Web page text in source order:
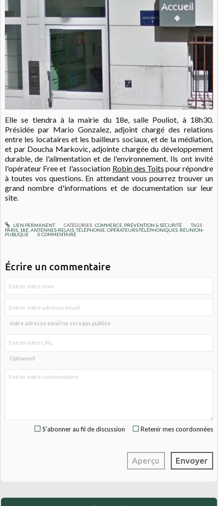
Elle se tiendra à la mairie du 18e, salle Pouliot, à 18h30.
Présidée par Mario Gonzalez, adjoint chargé des relations
entre les locataires et les bailleurs sociaux, et de la médiation,
et par Doucha Markovic, adjointe chargée du développement
durable, de l'alimentation et de l'environnement. Ils ont invité
l'opérateur Free et l'association Robin des Toits pour répondre
à toutes vos questions. En attendant vous pourrez trouver un
grand nombre d'informations et de documentation sur leur
site.
LIEN PERMANENT CATÉGORIES :COMMERCE, PRÉVENTION & SÉCURITÉ
TAGS :
PARIS 18E ,ANTENNES-RELAIS ,TÉLÉPHONIE ,OPÉRATEURS-TÉLÉPHONIQUES RÉUNION-
PUBLIQUE 0 COMMENTAIRE
Écrire un commentaire
Votre adresse email ne sera pas publiée
Optionnel
Retenir mes coordonnées
S'abonner au fil de discussion